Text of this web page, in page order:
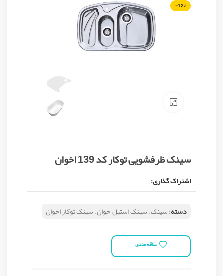
-12%
سینک ظرفشویی توکار کد 139 اخوان
اشتراک گذاری:
دسته:سینک,سینک استیل اخوان,سینک توکار اخوان
علاقه مندی